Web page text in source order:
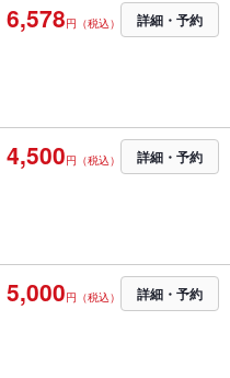
6,578円（税込） 詳細・予約
4,500円（税込） 詳細・予約
5,000円（税込） 詳細・予約